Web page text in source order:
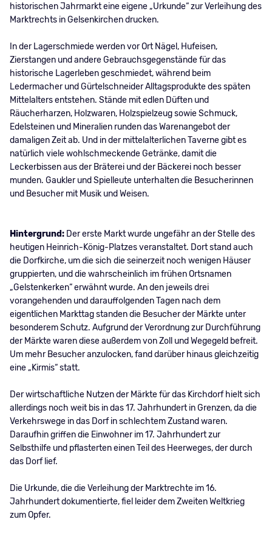
historischen Jahrmarkt eine eigene „Urkunde“ zur Verleihung des
Marktrechts in Gelsenkirchen drucken.
In der Lagerschmiede werden vor Ort Nägel, Hufeisen,
Zierstangen und andere Gebrauchsgegenstände für das
historische Lagerleben geschmiedet, während beim
Ledermacher und Gürtelschneider Alltagsprodukte des späten
Mittelalters entstehen. Stände mit edlen Düften und
Räucherharzen, Holzwaren, Holzspielzeug sowie Schmuck,
Edelsteinen und Mineralien runden das Warenangebot der
damaligen Zeit ab. Und in der mittelalterlichen Taverne gibt es
natürlich viele wohlschmeckende Getränke, damit die
Leckerbissen aus der Bräterei und der Bäckerei noch besser
munden. Gaukler und Spielleute unterhalten die Besucherinnen
und Besucher mit Musik und Weisen.
Hintergrund:Der erste Markt wurde ungefähr an der Stelle des
heutigen Heinrich-König-Platzes veranstaltet. Dort stand auch
die Dorfkirche, um die sich die seinerzeit noch wenigen Häuser
gruppierten, und die wahrscheinlich im frühen Ortsnamen
„Gelstenkerken“ erwähnt wurde. An den jeweils drei
vorangehenden und darauffolgenden Tagen nach dem
eigentlichen Markttag standen die Besucher der Märkte unter
besonderem Schutz. Aufgrund der Verordnung zur Durchführung
der Märkte waren diese außerdem von Zoll und Wegegeld befreit.
Um mehr Besucher anzulocken, fand darüber hinaus gleichzeitig
eine „Kirmis“ statt.
Der wirtschaftliche Nutzen der Märkte für das Kirchdorf hielt sich
allerdings noch weit bis in das 17. Jahrhundert in Grenzen, da die
Verkehrswege in das Dorf in schlechtem Zustand waren.
Daraufhin griffen die Einwohner im 17. Jahrhundert zur
Selbsthilfe und pflasterten einen Teil des Heerweges, der durch
das Dorf lief.
Die Urkunde, die die Verleihung der Marktrechte im 16.
Jahrhundert dokumentierte, fiel leider dem Zweiten Weltkrieg
zum Opfer.